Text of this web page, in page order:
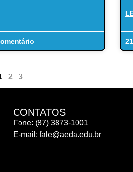
2 3
CONTATOS
Fone: (87) 3873-1001
E-mail: fale@aeda.edu.br